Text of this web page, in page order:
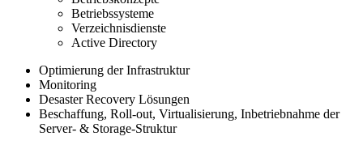
Betriebssysteme
Verzeichnisdienste
Active Directory
Optimierung der Infrastruktur
Monitoring
Desaster Recovery Lösungen
Beschaffung, Roll-out, Virtualisierung, Inbetriebnahme der
Server- & Storage-Struktur